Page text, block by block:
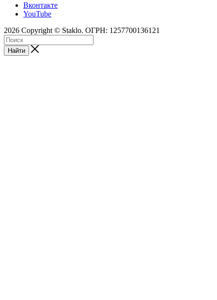
Вконтакте
YouTube
2026 Copyright © Staklo. ОГРН: 1257700136121
Найти